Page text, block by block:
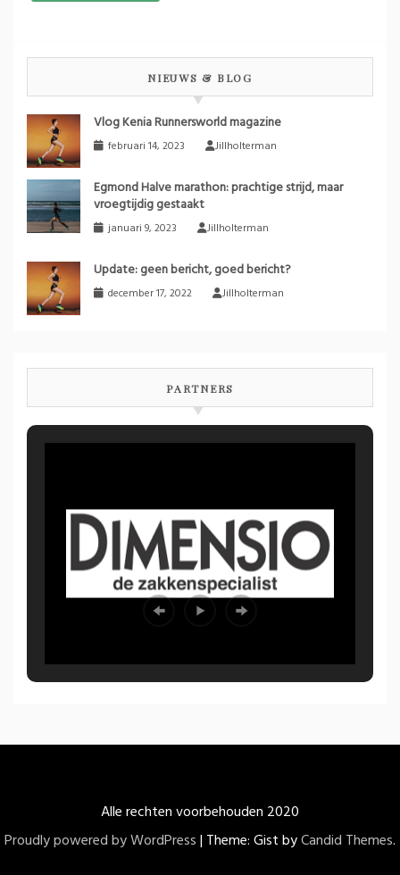
NIEUWS & BLOG
Vlog Kenia Runnersworld magazine
februari 14, 2023 Jillholterman
Egmond Halve marathon: prachtige strijd, maar
vroegtijdig gestaakt
januari 9, 2023 Jillholterman
Update: geen bericht, goed bericht?
december 17, 2022 Jillholterman
PARTNERS
Alle rechten voorbehouden 2020
Proudly powered by WordPress| Theme: Gist byCandid Themes.